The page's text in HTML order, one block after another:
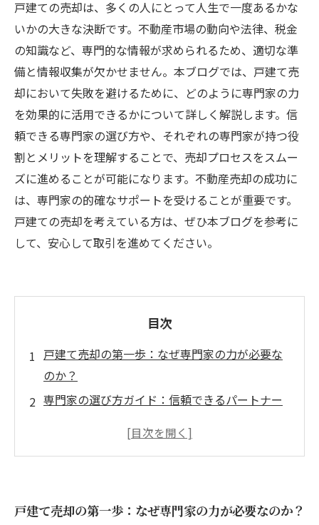
戸建ての売却は、多くの人にとって人生で一度あるかな
いかの大きな決断です。不動産市場の動向や法律、税金
の知識など、専門的な情報が求められるため、適切な準
備と情報収集が欠かせません。本ブログでは、戸建て売
却において失敗を避けるために、どのように専門家の力
を効果的に活用できるかについて詳しく解説します。信
頼できる専門家の選び方や、それぞれの専門家が持つ役
割とメリットを理解することで、売却プロセスをスムー
ズに進めることが可能になります。不動産売却の成功に
は、専門家の的確なサポートを受けることが重要です。
戸建ての売却を考えている方は、ぜひ本ブログを参考に
して、安心して取引を進めてください。
目次
戸建て売却の第一歩：なぜ専門家の力が必要な
のか？
専門家の選び方ガイド：信頼できるパートナー
不動産市場の動向と税務知識：売却成功のため
をしてくれるのか？
戸建て売却の第一歩：なぜ専門家の力が必要なのか？